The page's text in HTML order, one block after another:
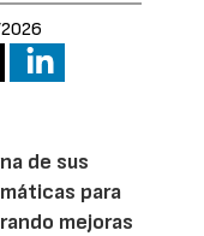
de sus
para
mejoras